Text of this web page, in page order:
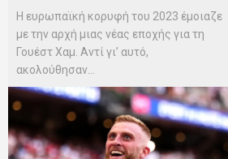
Η ευρωπαϊκή κορυφή του 2023 έμοιαζε
με την αρχή μιας νέας εποχής για τη
Γουέστ Χαμ. Αντί γι’ αυτό,
ακολούθησαν...